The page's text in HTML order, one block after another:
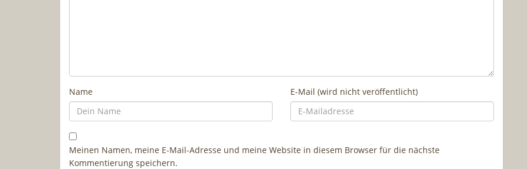
Name E-Mail (wird nicht veröffentlicht)
Meinen Namen, meine E-Mail-Adresse und meine Website in diesem Browser für die nächste
Kommentierung speichern.